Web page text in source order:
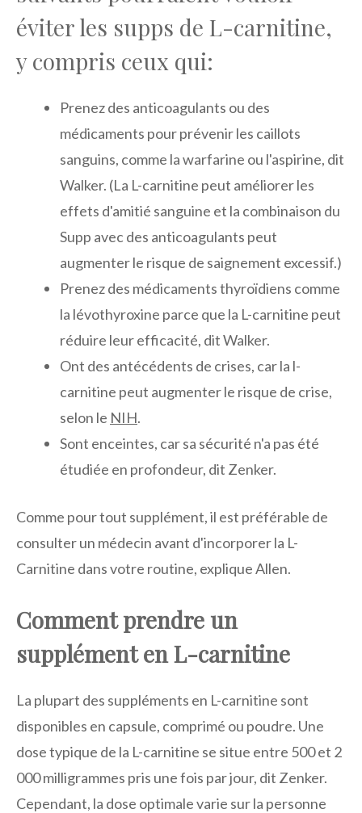
éviter les supps de L-carnitine,
y compris ceux qui:
Prenez des anticoagulants ou des
médicaments pour prévenir les caillots
sanguins, comme la warfarine ou l'aspirine, dit
Walker. (La L-carnitine peut améliorer les
effets d'amitié sanguine et la combinaison du
Supp avec des anticoagulants peut
augmenter le risque de saignement excessif.)
Prenez des médicaments thyroïdiens comme
la lévothyroxine parce que la L-carnitine peut
réduire leur efficacité, dit Walker.
Ont des antécédents de crises, car la l-
carnitine peut augmenter le risque de crise,
selon le NIH.
Sont enceintes, car sa sécurité n'a pas été
étudiée en profondeur, dit Zenker.
Comme pour tout supplément, il est préférable de
consulter un médecin avant d'incorporer la L-
Carnitine dans votre routine, explique Allen.
Comment prendre un
supplément en L-carnitine
La plupart des suppléments en L-carnitine sont
disponibles en capsule, comprimé ou poudre. Une
dose typique de la L-carnitine se situe entre 500 et 2
000 milligrammes pris une fois par jour, dit Zenker.
Cependant, la dose optimale varie sur la personne